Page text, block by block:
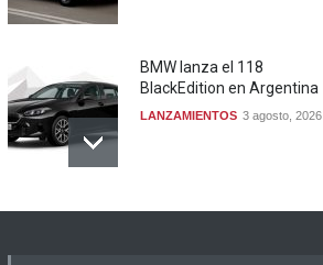
BMW lanza el 118
BlackEdition en Argentina
LANZAMIENTOS 3 agosto, 2026